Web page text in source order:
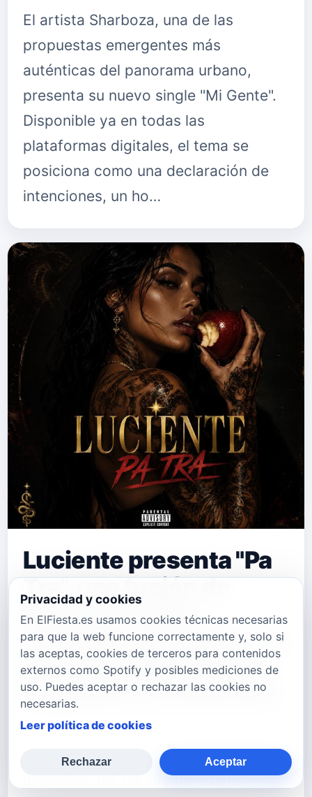
El artista Sharboza, una de las
propuestas emergentes más
auténticas del panorama urbano,
presenta su nuevo single "Mi Gente".
Disponible ya en todas las
plataformas digitales, el tema se
posiciona como una declaración de
intenciones, un ho…
Luciente presenta "Pa
Tra", una fusión de
Brazilian Funk y
reguetón que invita a la
pista de baile desde la
República Dominicana
El artista dominicano Luciente, una de
las propuestas emergentes más
dinámicas del panorama urbano,
Privacidad y cookies
En ElFiesta.es usamos cookies técnicas necesarias
para que la web funcione correctamente y, solo si
las aceptas, cookies de terceros para contenidos
externos como Spotify y posibles mediciones de
uso. Puedes aceptar o rechazar las cookies no
necesarias.
Leer política de cookies
Rechazar Aceptar